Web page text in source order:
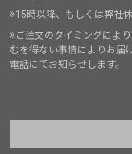
でも問題なくでき
ています。ほぼ
ルメットを被りス
※15時以降、もしくは弊社
※ご注文のタイミングによ
むを得ない事情によりお届
電話にてお知らせします。